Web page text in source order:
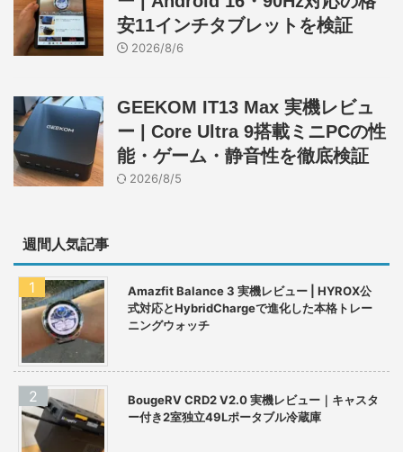
安11インチタブレットを検証
2026/8/6
GEEKOM IT13 Max 実機レビュ
ー | Core Ultra 9搭載ミニPCの性
能・ゲーム・静音性を徹底検証
2026/8/5
週間人気記事
Amazfit Balance 3 実機レビュー | HYROX公
式対応とHybridChargeで進化した本格トレー
ニングウォッチ
BougeRV CRD2 V2.0 実機レビュー｜キャスタ
ー付き2室独立49Lポータブル冷蔵庫